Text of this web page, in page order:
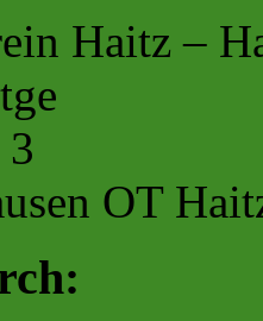
Haitz –
OT